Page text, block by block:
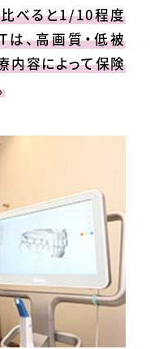
比べると1/10程度
は、高画質・低被
内容によって保険